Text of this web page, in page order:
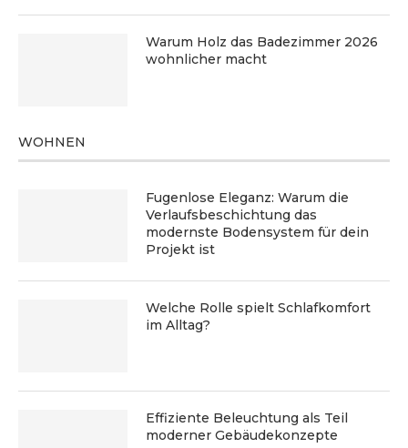
Warum Holz das Badezimmer 2026
wohnlicher macht
WOHNEN
Fugenlose Eleganz: Warum die
Verlaufsbeschichtung das
modernste Bodensystem für dein
Projekt ist
Welche Rolle spielt Schlafkomfort
im Alltag?
Effiziente Beleuchtung als Teil
moderner Gebäudekonzepte